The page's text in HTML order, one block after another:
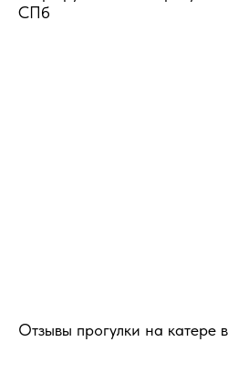
СПб
Отзывы прогулки на катере